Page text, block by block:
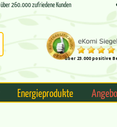
über 260.000 zufriedene Kunden
über 23.000 positive
Energieprodukte